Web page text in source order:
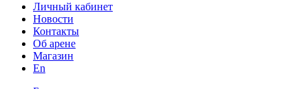
Личный кабинет
Новости
Контакты
Об арене
Магазин
En